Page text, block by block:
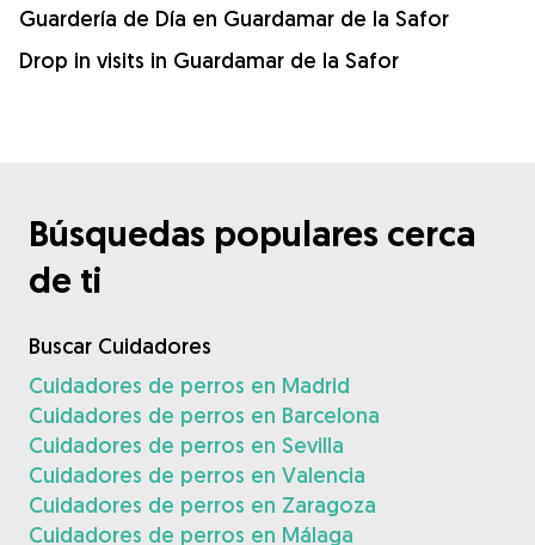
Guardería de Día en Guardamar de la Safor
Drop in visits in Guardamar de la Safor
Búsquedas populares cerca
de ti
Buscar Cuidadores
Cuidadores de perros en Madrid
Cuidadores de perros en Barcelona
Cuidadores de perros en Sevilla
Cuidadores de perros en Valencia
Cuidadores de perros en Zaragoza
Cuidadores de perros en Málaga